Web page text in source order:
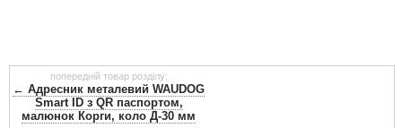
попередній товар розділу:
← Адресник металевий WAUDOG
Smart ID з QR паспортом,
малюнок Корги, коло Д-30 мм